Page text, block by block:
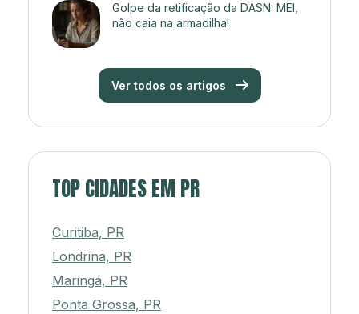
Golpe da retificação da DASN: MEI,
não caia na armadilha!
Ver todos os artigos
TOP CIDADES EM PR
Curitiba, PR
Londrina, PR
Maringá, PR
Ponta Grossa, PR